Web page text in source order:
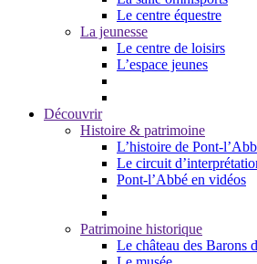
Le centre équestre
La jeunesse
Le centre de loisirs
L’espace jeunes
Découvrir
Histoire & patrimoine
L’histoire de Pont-
Le circuit
Pont-l’Abbé en vidéos
Patrimoine historique
Le château des Barons